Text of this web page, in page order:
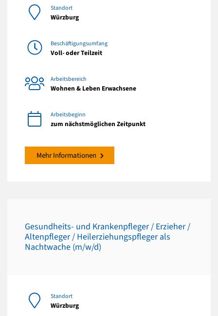
Standort
Würzburg
Beschäftigungsumfang
Voll- oder Teilzeit
Arbeitsbereich
Wohnen & Leben Erwachsene
Arbeitsbeginn
zum nächstmöglichen Zeitpunkt
Mehr Informationen
Gesundheits- und Krankenpfleger / Erzieher /
Altenpfleger / Heilerziehungspfleger als
Nachtwache (m/w/d)
Standort
Würzburg